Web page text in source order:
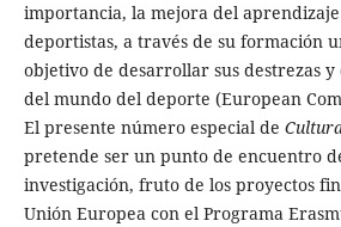
importancia, la mejora del
deportistas, a través de su formación
objetivo de desarrollar sus destrezas
del mundo del deporte (European
El presente número especial de
pretende ser un punto de encuentro
investigación, fruto de los proyectos
Unión Europea con el Programa